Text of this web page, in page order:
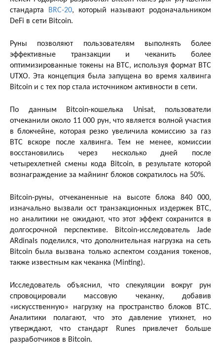
стандарта
BRC-20, который называют родоначальником
DeFi в сети Bitcoin.
Руны позволяют пользователям выполнять более
эффективные транзакции и чеканить более
оптимизированные токены на BTC, используя формат BTC
UTXO. Эта концепция была запущена во время халвинга
Bitcoin и с тех пор стала источником активности в сети.
По данным Bitcoin-кошелька Unisat, пользователи
отчеканили около 11 000 рун, что является волной участия
в блокчейне, которая резко увеличила комиссию за газ
BTC вскоре после халвинга. Тем не менее, комиссии
восстановились через несколько дней после
четырехлетней смены кода Bitcoin, в результате которой
вознаграждение за майнинг блоков сократилось на 50%.
Bitcoin-руны, отчеканенные на высоте блока 840 000,
изначально вызвали ост транзакционных издержек BTC,
но аналитики не ожидают, что этот эффект сохранится в
долгосрочной перспективе. Bitcoin-исследователь Jade
ARdinals поделился, что дополнительная нагрузка на сеть
Bitcoin была вызвана только аспектом создания токенов,
также известным как чеканка (Minting).
Исследователь объяснил, что спекуляции вокруг рун
спровоцировали массовую чеканку, добавив
«искусственную» нагрузку на пространство блоков BTC.
Аналитики полагают, что это давление утихнет, но
утверждают, что стандарт Runes привлечет больше
разработчиков в Bitcoin.